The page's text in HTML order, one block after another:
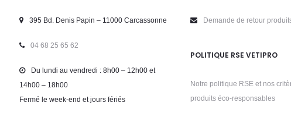
395 Bd. Denis Papin – 11000 Carcassonne
04 68 25 65 62
Du lundi au vendredi : 8h00 – 12h00 et
14h00 – 18h00
Fermé le week-end et jours fériés
Demande de retour
POLITIQUE RSE VETIPRO
Notre politique RSE et nos
produits éco-responsables